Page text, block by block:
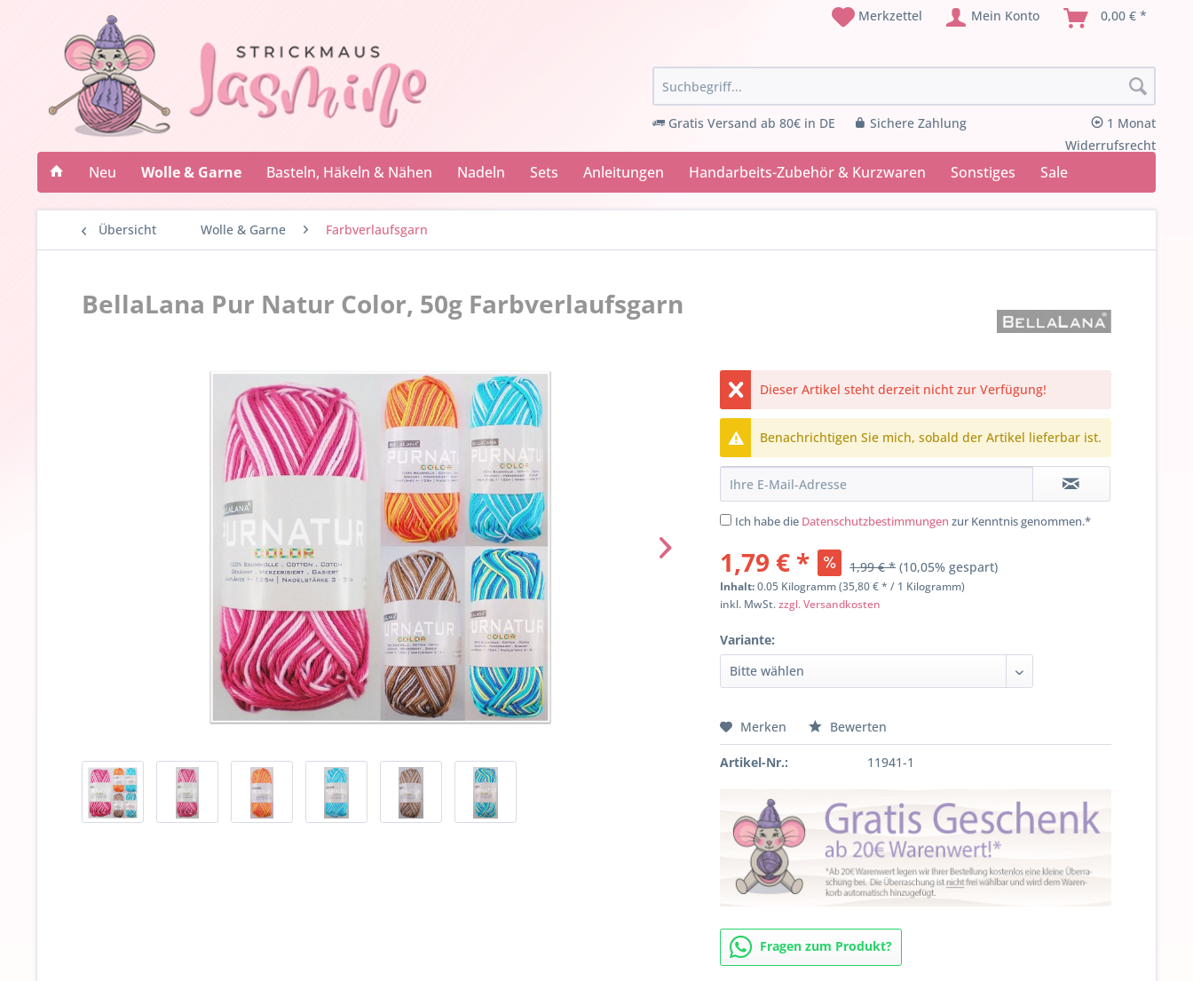
Merkzettel Mein Konto 0,00 € *
Gratis Versand ab 80€ in DE Sichere Zahlung
1 Monat
Widerrufsrecht
Neu Wolle & Garne Basteln, Häkeln & Nähen Nadeln Sets Anleitungen Handarbeits-Zubehör & Kurzwaren Sonstiges Sale
Übersicht Wolle & Garne Farbverlaufsgarn
BellaLana Pur Natur Color, 50g Farbverlaufsgarn
Dieser Artikel steht derzeit nicht zur Verfügung!
Benachrichtigen Sie mich, sobald der Artikel lieferbar ist.
Ich habe die Datenschutzbestimmungen zur Kenntnis genommen.*
1,79 € * 1,99 € * (10,05% gespart)
Inhalt:0.05 Kilogramm (35,80 € * / 1 Kilogramm)
inkl. MwSt.zzgl. Versandkosten
Variante:
Merken Bewerten
Artikel-Nr.: 11941-1
Fragen zum Produkt?